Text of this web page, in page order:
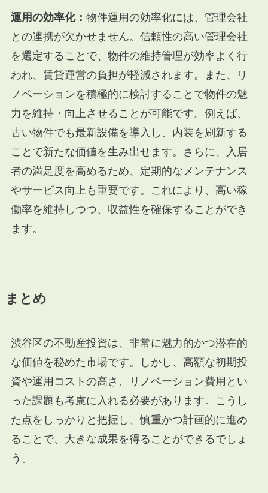
運用の効率化： 物件運用の効率化には、管理会社
との連携が欠かせません。信頼性の高い管理会社
を選定することで、物件の維持管理が効率よく行
われ、賃貸運営の負担が軽減されます。また、リ
ノベーションを積極的に検討することで物件の魅
力を維持・向上させることが可能です。例えば、
古い物件でも最新設備を導入し、内装を刷新する
ことで新たな価値を生み出せます。さらに、入居
者の満足度を高めるため、定期的なメンテナンス
やサービス向上も重要です。これにより、高い稼
働率を維持しつつ、収益性を確保することができ
ます。
まとめ
渋谷区の不動産投資は、非常に魅力的かつ潜在的
な価値を秘めた市場です。しかし、高額な初期投
資や運用コストの高さ、リノベーション費用とい
った課題も考慮に入れる必要があります。こうし
た点をしっかりと把握し、慎重かつ計画的に進め
ることで、大きな成果を得ることができるでしょ
う。